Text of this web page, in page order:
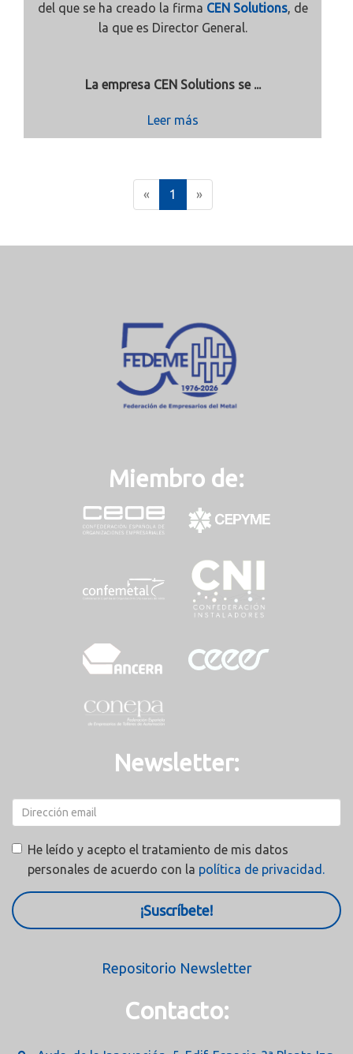
del que se ha creado la firma CEN Solutions, de
la que es Director General.
La empresa CEN Solutions se ...
Leer más
« 1
c
t
)
»
Miembro de:
Newsletter:
He leído y acepto el tratamiento de mis datos
personales de acuerdo con la política de privacidad.
¡Suscríbete!
Repositorio Newsletter
Contacto: